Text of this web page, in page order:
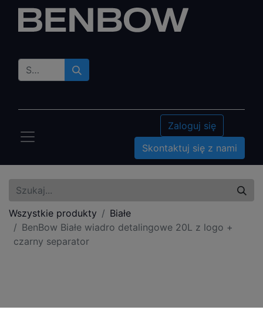
Zaloguj się
Skontaktuj się z nami
Wszystkie produkty
Białe
BenBow Białe wiadro detalingowe 20L z logo +
czarny separator